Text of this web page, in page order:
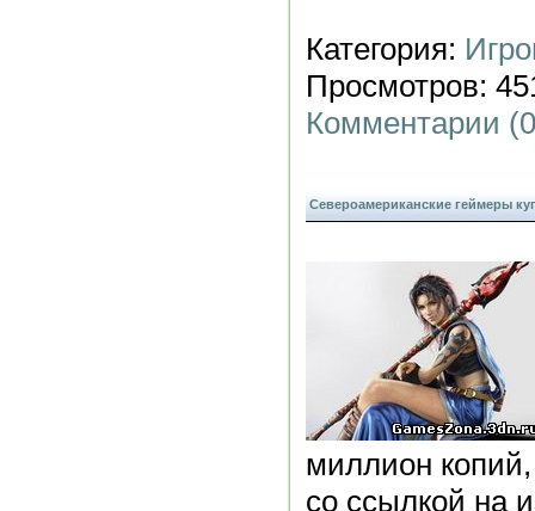
Категория:
Просмотров:
Комментарии
Североамериканские геймеры
миллион
со ссылкой на